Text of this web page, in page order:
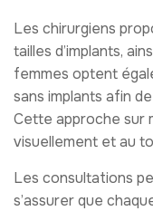
Les chirurgiens
tailles d’implants,
femmes optent
sans implants afin
Cette approche sur
visuellement et au
Les consultations
s’assurer que